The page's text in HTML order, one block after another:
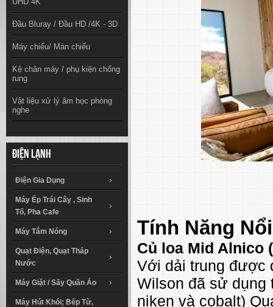
Đầu Bluray / Đầu HD /4K - 3D
Máy chiếu/ Màn chiếu
Kệ chân máy / phụ kiện chống
rung
Vật liệu xử lý âm học phòng
nghe
Điện lạnh
Điện Gia Dụng
Máy Ép Trái Cây , Sinh
Tố, Pha Cafe
Máy Tắm Nóng
Quạt Điện, Quạt Tháp
Nước
Máy Giặt / Sấy Quần Áo
Máy Hút Khói; Bếp Từ,
Tính Năng
Củ loa Mid Alnico
Với dải trung được
Wilson đã sử dụng
niken và cobalt)